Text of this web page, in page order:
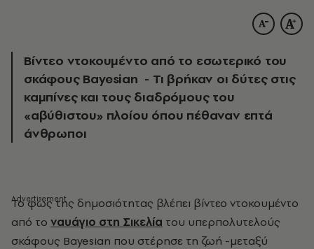
Βίντεο ντοκουμέντο από το εσωτερικό του
σκάφους Bayesian - Τι βρήκαν οι δύτες στις
καμπίνες και τους διαδρόμους του
«αβύθιστου» πλοίου όπου πέθαναν επτά
άνθρωποι
Το φως της δημοσιότητας βλέπει βίντεο ντοκουμέντο
από το ναυάγιο στη Σικελία του υπερπολυτελούς
σκάφους Bayesian που στέρησε τη ζωή -μεταξύ